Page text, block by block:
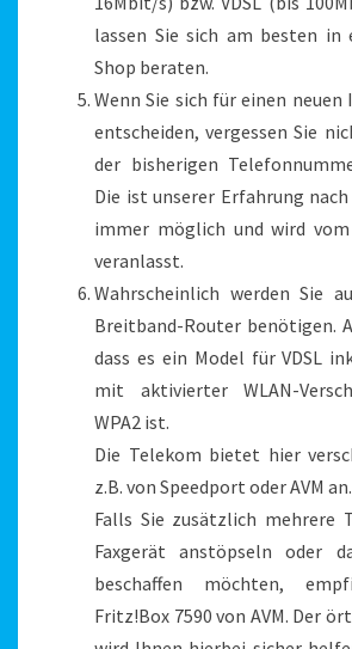
lassen Sie sich am besten in
Shop beraten.
Wenn Sie sich für einen
entscheiden, vergessen Sie
der bisherigen
Die ist unserer Erfahrung
immer möglich und wird
veranlasst.
Wahrscheinlich werden Sie
Breitband-Router benötigen.
dass es ein Model für VDSL
mit aktivierter WLAN-
WPA2 ist.
Die Telekom bietet hier
z.B. von Speedport oder AVM an.
Falls Sie zusätzlich mehrere
Faxgerät anstöpseln oder
beschaffen möchten,
Fritz!Box 7590 von AVM. Der